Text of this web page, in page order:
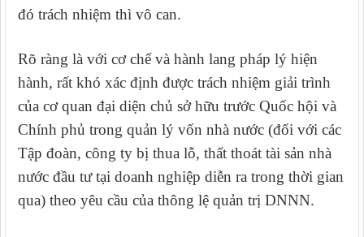
đó trách nhiệm thì vô can.
Rõ ràng là với cơ chế và hành lang pháp lý hiện
hành, rất khó xác định được trách nhiệm giải trình
của cơ quan đại diện chủ sở hữu trước Quốc hội và
Chính phủ trong quản lý vốn nhà nước (đối với các
Tập đoàn, công ty bị thua lỗ, thất thoát tài sản nhà
nước đầu tư tại doanh nghiệp diễn ra trong thời gian
qua) theo yêu cầu của thông lệ quản trị DNNN.